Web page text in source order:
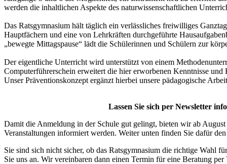
werden die inhaltlichen Aspekte des naturwissenschaftlichen
Das Ratsgymnasium hält täglich ein verlässliches freiwilliges
Hauptfächern und eine von Lehrkräften durchgeführte
„bewegte Mittagspause“ lädt die Schülerinnen und Schülern zur
Der eigentliche Unterricht wird unterstützt von einem
Computerführerschein erweitert die hier erworbenen Kenntnisse
Unser Präventionskonzept ergänzt hierbei unsere pädagogische
Lassen Sie sich per Newsletter
Damit die Anmeldung in der Schule gut gelingt, bieten wir ab
Veranstaltungen informiert werden. Weiter unten finden Sie dafür
Sie sind sich nicht sicher, ob das Ratsgymnasium die richtige Wahl
Sie uns an. Wir vereinbaren dann einen Termin für eine Beratung